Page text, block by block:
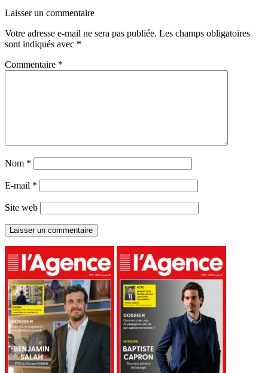
Laisser un commentaire
Votre adresse e-mail ne sera pas publiée. Les champs obligatoires
sont indiqués avec *
Commentaire *
Nom *
E-mail *
Site web